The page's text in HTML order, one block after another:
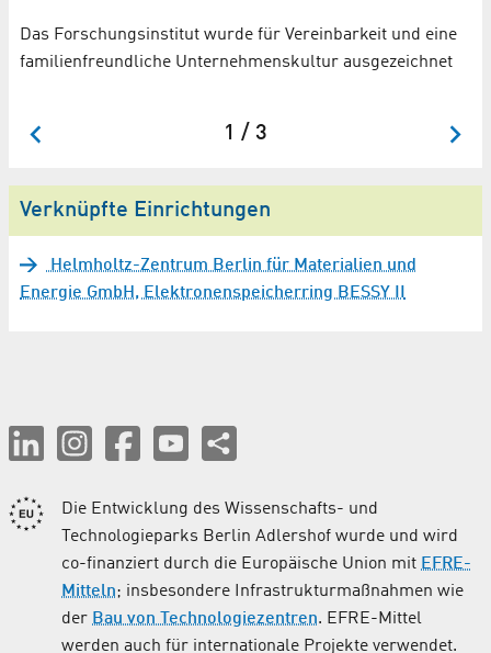
Das Forschungsinstitut wurde für Vereinbarkeit und eine
familienfreundliche Unternehmenskultur ausgezeichnet
1 / 3
Verknüpfte Einrichtungen
Helmholtz-Zentrum Berlin für Materialien und
Energie GmbH, Elektronenspeicherring BESSY II
Die Entwicklung des Wissenschafts- und
Technologieparks Berlin Adlershof wurde und wird
co-finanziert durch die Europäische Union mit EFRE-
Mitteln; insbesondere Infrastrukturmaßnahmen wie
der Bau von Technologiezentren. EFRE-Mittel
werden auch für internationale Projekte verwendet.